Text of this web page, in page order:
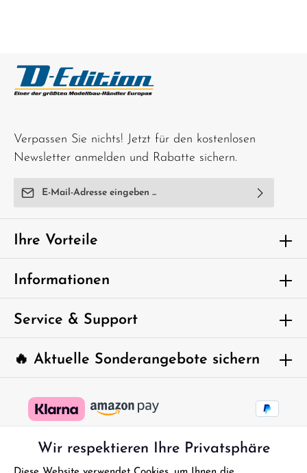
Verpassen Sie nichts! Jetzt für den kostenlosen
Newsletter anmelden und Rabatte sichern.
E-Mail-Adresse*
Ich habe dieDatenschutzbestimmungenzur Kenntnis
genommen und die
einverstanden.
Um weiterzugehen, geben Sie die oben
abgebildeten Zeichen ein*
🔥 Aktuelle Sonderangebote sichern
Ihre Vorteile
Informationen
Service & Support
Wir respektieren Ihre Privatsphäre